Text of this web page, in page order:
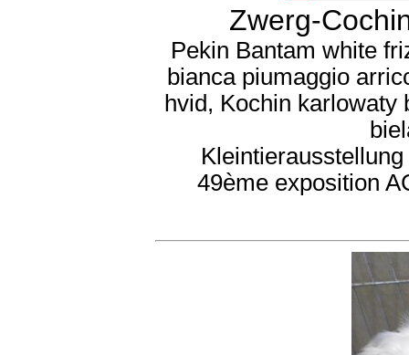
Zwerg-
Pekin Bantam white
bianca piumaggio
hvid, Kochin karlowaty
49ème exposition